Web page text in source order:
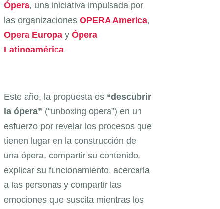
Ópera, una iniciativa impulsada por
las organizaciones OPERA America,
Opera Europa y Ópera
Latinoamérica.
Este año, la propuesta es “descubrir
la ópera” (“unboxing opera”) en un
esfuerzo por revelar los procesos que
tienen lugar en la construcción de
una ópera, compartir su contenido,
explicar su funcionamiento, acercarla
a las personas y compartir las
emociones que suscita mientras los